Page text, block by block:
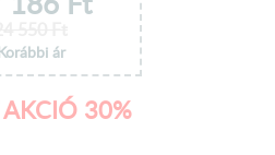
ár
30%